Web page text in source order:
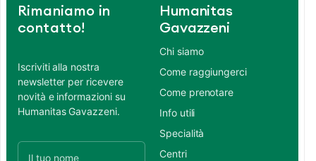
Rimaniamo in
contatto!
Iscriviti alla nostra
newsletter per ricevere
novità e informazioni su
Humanitas Gavazzeni.
Humanitas
Gavazzeni
Chi siamo
Come raggiungerci
Come prenotare
Info utili
Specialità
Centri